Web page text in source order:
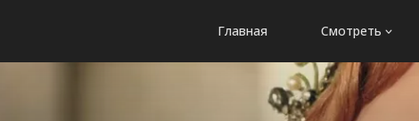
Главная Смотреть